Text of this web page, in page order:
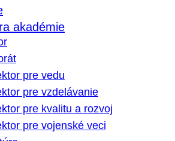
akadémie
pre vedu
pre vzdelávanie
pre kvalitu a rozvoj
pre vojenské veci